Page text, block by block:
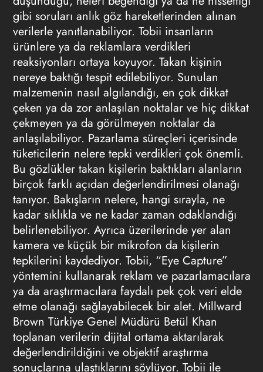
gibi soruları anlık göz hareketlerinden alınan
verilerle yanıtlanabiliyor. Tobii insanların
ürünlere ya da reklamlara verdikleri
reaksiyonları ortaya koyuyor. Takan kişinin
nereye baktığı tespit edilebiliyor. Sunulan
malzemenin nasıl algılandığı, en çok dikkat
çeken ya da zor anlaşılan noktalar ve hiç dikkat
çekmeyen ya da görülmeyen noktalar da
anlaşılabiliyor. Pazarlama süreçleri içerisinde
tüketicilerin nelere tepki verdikleri çok önemli.
Bu gözlükler takan kişilerin baktıkları alanların
birçok farklı açıdan değerlendirilmesi olanağı
tanıyor. Bakışların nelere, hangi sırayla, ne
kadar sıklıkla ve ne kadar zaman odaklandığı
belirlenebiliyor. Ayrıca üzerilerinde yer alan
kamera ve küçük bir mikrofon da kişilerin
tepkilerini kaydediyor. Tobii, “Eye Capture”
yöntemini kullanarak reklam ve pazarlamacılara
ya da araştırmacılara faydalı pek çok veri elde
etme olanağı sağlayabilecek bir alet. Millward
Brown Türkiye Genel Müdürü Betül Khan
toplanan verilerin dijital ortama aktarılarak
değerlendirildiğini ve objektif araştırma
sonuçlarına ulaştıklarını söylüyor. Tobii ile